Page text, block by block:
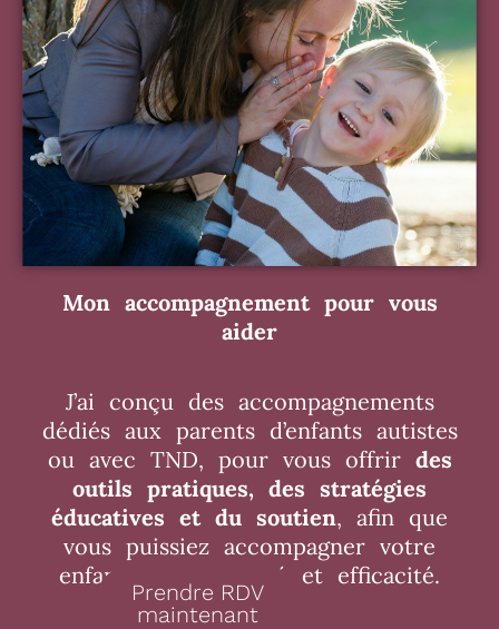
Mon accompagnement pour vous
aider
J’ai conçu des accompagnements
dédiés aux parents d’enfants autistes
ou avec TND, pour vous offrir des
outils pratiques, des stratégies
éducatives et du soutien, afin que
vous puissiez accompagner votre
enfant avec sérénité et efficacité.
Prendre RDV
maintenant